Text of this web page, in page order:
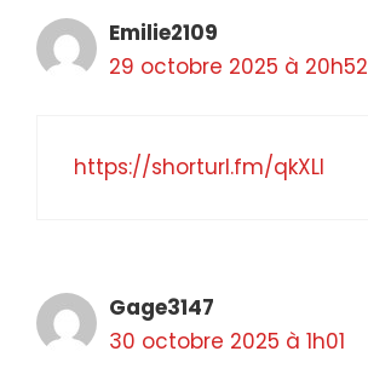
Emilie2109
29 octobre 2025 à 20h52
https://shorturl.fm/qkXLI
Gage3147
30 octobre 2025 à 1h01